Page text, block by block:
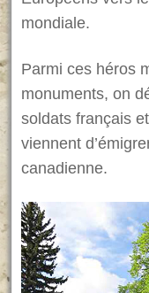
mondiale.
Parmi ces héros
monuments, on
soldats français
viennent
canadienne.